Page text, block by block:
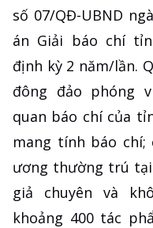
số 07/QĐ-UBND
án Giải báo chí
định kỳ 2 năm/lần.
đông đảo phóng
quan báo chí của
mang tính báo chí;
ương thường trú
giả chuyên và
khoảng 400 tác